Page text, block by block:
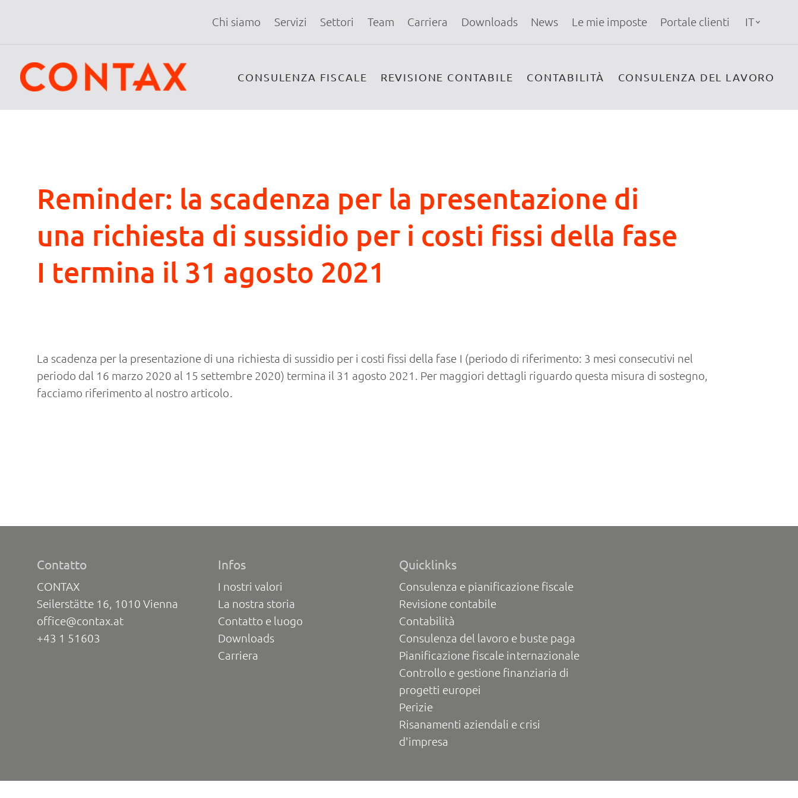
Chi siamo Servizi Settori Team Carriera Downloads News Le mie imposte Portale clienti IT
CONSULENZA FISCALE REVISIONE CONTABILE CONTABILITÀ CONSULENZA DEL LAVORO
Reminder: la scadenza per la presentazione di
una richiesta di sussidio per i costi fissi della fase
I termina il 31 agosto 2021
La scadenza per la presentazione di una richiesta di sussidio per i costi fissi della fase I (periodo di riferimento: 3 mesi consecutivi nel
periodo dal 16 marzo 2020 al 15 settembre 2020) termina il 31 agosto 2021. Per maggiori dettagli riguardo questa misura di sostegno,
facciamo riferimento al nostro articolo.
Contatto
CONTAX
Seilerstätte 16, 1010 Vienna
office@contax.at
+43 1 51603
Infos
I nostri valori
La nostra storia
Contatto e luogo
Downloads
Carriera
Quicklinks
Consulenza e pianificazione fiscale
Revisione contabile
Contabilità
Consulenza del lavoro e buste paga
Pianificazione fiscale internazionale
Controllo e gestione finanziaria di
progetti europei
Perizie
Risanamenti aziendali e crisi
d'impresa